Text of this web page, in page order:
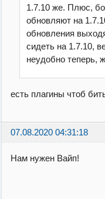
1.7.10 же. Плюс,
обновляют на
обновления
сидеть на 1.7.10,
неудобно теперь,
есть плагины чтоб
07.08.2020 04:31:18
Нам нужен Вайп!